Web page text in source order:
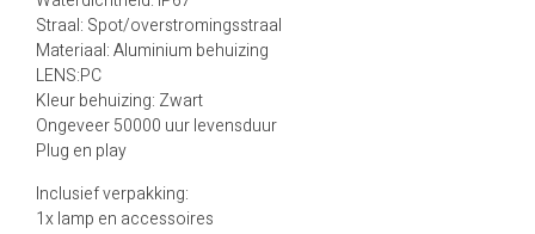
Straal: Spot/overstromingsstraal
Materiaal: Aluminium behuizing
LENS:PC
Kleur behuizing: Zwart
Ongeveer 50000 uur levensduur
Plug en play
Inclusief verpakking:
1x lamp en accessoires